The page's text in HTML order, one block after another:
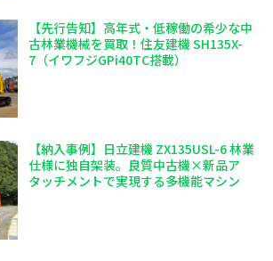
【先行告知】高年式・低稼働の希少な中
古林業機械を買取！住友建機 SH135X-
7（イワフジGPi40TC搭載）
【納入事例】日立建機 ZX135USL-6 林業
仕様に独自架装。良質中古機×新品ア
タッチメントで実現する多機能マシン